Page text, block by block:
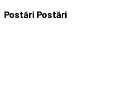
Postări Postări